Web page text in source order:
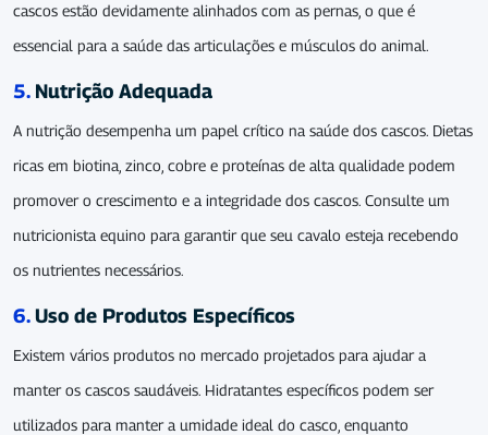
cascos estão devidamente alinhados com as pernas, o que é
essencial para a saúde das articulações e músculos do animal.
5. Nutrição Adequada
A nutrição desempenha um papel crítico na saúde dos cascos. Dietas
ricas em biotina, zinco, cobre e proteínas de alta qualidade podem
promover o crescimento e a integridade dos cascos. Consulte um
nutricionista equino para garantir que seu cavalo esteja recebendo
os nutrientes necessários.
6.Uso de Produtos Específicos
Existem vários produtos no mercado projetados para ajudar a
manter os cascos saudáveis. Hidratantes específicos podem ser
utilizados para manter a umidade ideal do casco, enquanto